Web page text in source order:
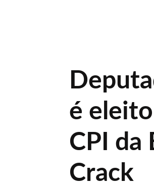
é
CPI da
Crack